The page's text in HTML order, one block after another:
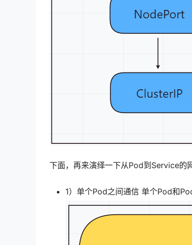
下面，再来演绎一下从Pod到Service的
1）单个Pod之间通信 单个Pod和